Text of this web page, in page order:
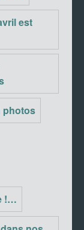
est
photos
!…